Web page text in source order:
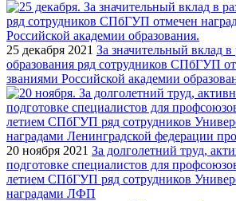
25 декабря 2021 За значительный вклад в
образования ряд сотрудников СПбГУП
званиями Российской академии
20 ноября 2021 За долголетний труд,
подготовке специалистов для
летием СПбГУП ряд сотрудников
наградами ЛФП